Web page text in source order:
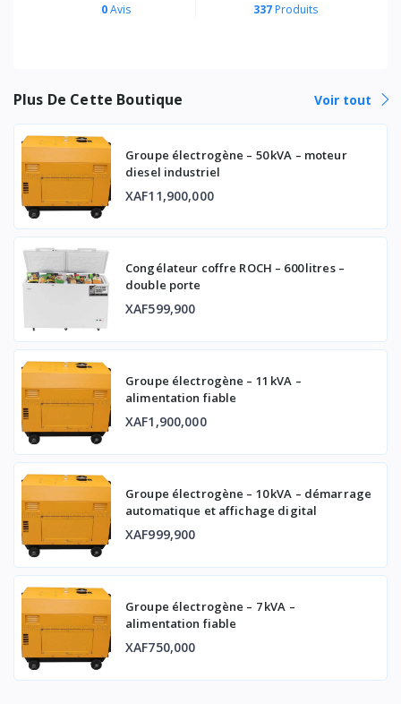
0Avis 337Produits
Plus De Cette Boutique Voir tout
Groupe électrogène – 50 kVA – moteur
diesel industriel
XAF11,900,000
Congélateur coffre ROCH – 600 litres –
double porte
XAF599,900
Groupe électrogène – 11 kVA –
alimentation fiable
XAF1,900,000
Groupe électrogène – 10 kVA – démarrage
automatique et affichage digital
XAF999,900
Groupe électrogène – 7 kVA –
alimentation fiable
XAF750,000